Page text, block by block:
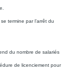
termine par l’arrêt du
du nombre de salariés
de licenciement pour